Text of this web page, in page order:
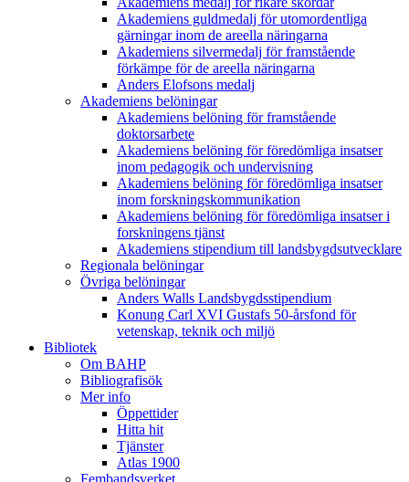
Akademiens guldmedalj för utomordentliga
gärningar inom de areella näringarna
Akademiens silvermedalj för framstående
förkämpe för de areella näringarna
Anders Elofsons medalj
Akademiens belöningar
Akademiens belöning för framstående
doktorsarbete
Akademiens belöning för föredömliga insatser
inom pedagogik och undervisning
Akademiens belöning för föredömliga insatser
inom forskningskommunikation
Akademiens belöning för föredömliga insatser i
forskningens tjänst
Akademiens stipendium till landsbygdsutvecklare
Regionala belöningar
Övriga belöningar
Anders Walls Landsbygdsstipendium
Konung Carl XVI Gustafs 50-årsfond för
vetenskap, teknik och miljö
Bibliotek
Om BAHP
Bibliografisök
Mer info
Öppettider
Hitta hit
Tjänster
Atlas 1900